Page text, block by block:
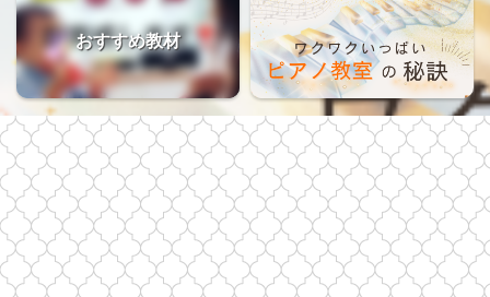
おすすめ教材